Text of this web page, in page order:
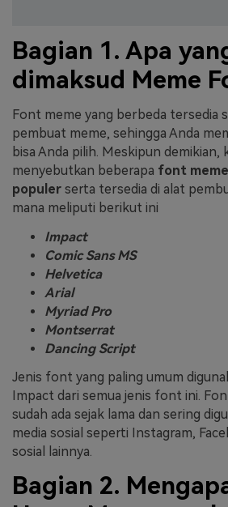
Bagian 1. Apa
dimaksud Meme
Font meme yang berbeda tersedia
pembuat meme, sehingga Anda
bisa Anda pilih. Meskipun demikian,
menyebutkan beberapa font
populer serta tersedia di alat
mana meliputi berikut ini
Impact
Comic Sans MS
Helvetica
Arial
Myriad Pro
Montserrat
Dancing Script
Jenis font yang paling umum
Impact dari semua jenis font ini.
sudah ada sejak lama dan sering
media sosial seperti Instagram,
sosial lainnya.
Bagian 2.